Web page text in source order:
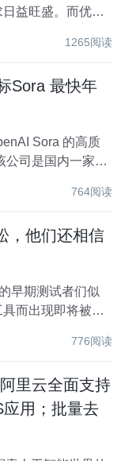
益旺盛。而优酷
资源，如何高
1265阅读
Sora 最快年
Sora 的高质
公司是国内一家估
已推出多个大模型
764阅读
，他们还相信
早期测试者们似
而出现即将被取
了Sora，这款工
776阅读
里云全面支持
用；批量去